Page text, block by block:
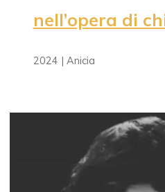
nell’opera di
2024 | Anicia